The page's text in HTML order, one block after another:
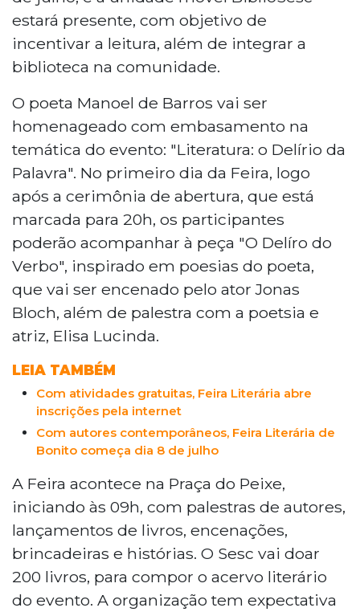
estará presente, com objetivo de
incentivar a leitura, além de integrar a
biblioteca na comunidade.
O poeta Manoel de Barros vai ser
homenageado com embasamento na
temática do evento: "Literatura: o Delírio da
Palavra". No primeiro dia da Feira, logo
após a cerimônia de abertura, que está
marcada para 20h, os participantes
poderão acompanhar à peça "O Delíro do
Verbo", inspirado em poesias do poeta,
que vai ser encenado pelo ator Jonas
Bloch, além de palestra com a poetsia e
atriz, Elisa Lucinda.
LEIA TAMBÉM
Com atividades gratuitas, Feira Literária abre
inscrições pela internet
Com autores contemporâneos, Feira Literária de
Bonito começa dia 8 de julho
A Feira acontece na Praça do Peixe,
iniciando às 09h, com palestras de autores,
lançamentos de livros, encenações,
brincadeiras e histórias. O Sesc vai doar
200 livros, para compor o acervo literário
do evento. A organização tem expectativa